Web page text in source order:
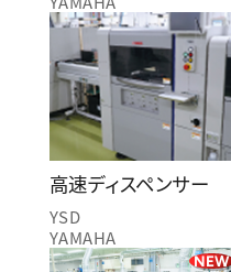
高速ディスペンサー
YSD
YAMAHA
NEW